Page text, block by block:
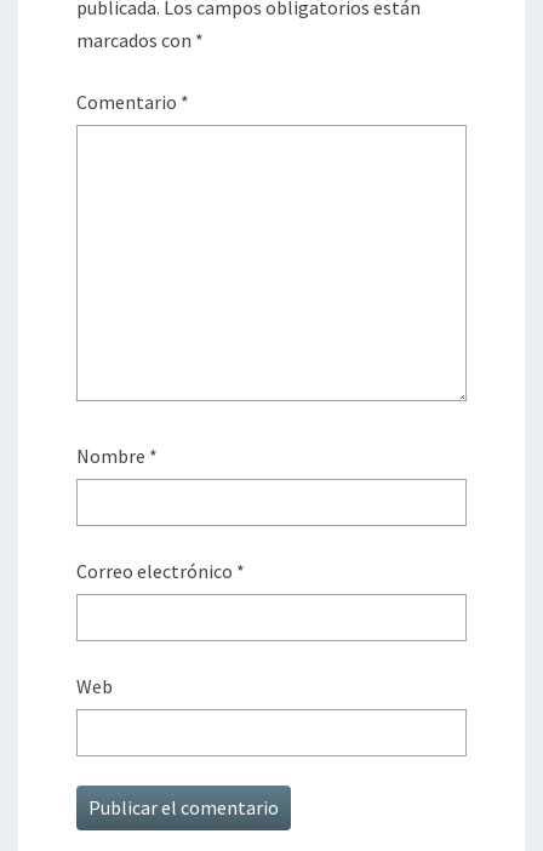
publicada. Los campos obligatorios están
marcados con *
Comentario *
Nombre *
Correo electrónico *
Web